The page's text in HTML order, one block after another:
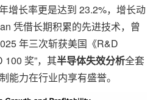
增长率更是达到 23.2%，增长动
凭借长期积累的先进技术，曾
年三次斩获美国《R&D
100 奖”，其半导体失效分析全套
能力在行业内享有盛誉。